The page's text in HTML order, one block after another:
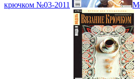
крючком №03-2011